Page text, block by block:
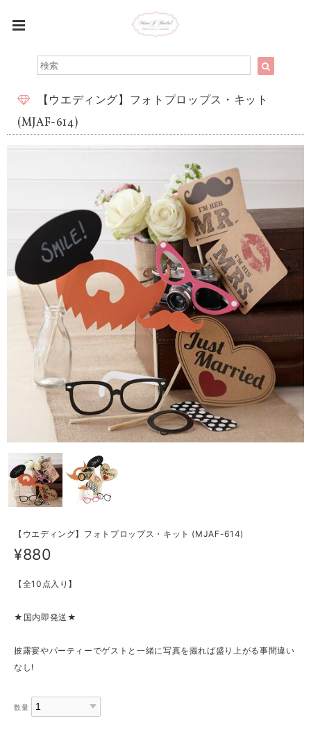
【ウエディング】フォトプロップス・キット
(MJAF-614)
【ウエディング】フォトプロップス・キット (MJAF-614)
¥880
【全10点入り】
★国内即発送★
披露宴やパーティーでゲストと一緒に写真を撮れば盛り上がる事間違い
なし!
数量